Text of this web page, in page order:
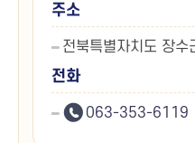
주소
전북특별자치도 장
전화
063-353-6119